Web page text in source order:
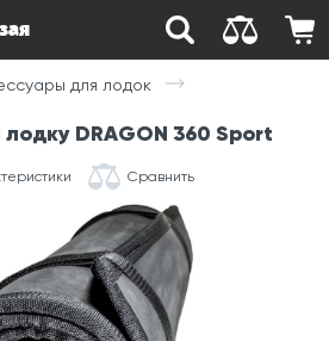
для лодок
лодку DRAGON 360 Sport
Сравнить